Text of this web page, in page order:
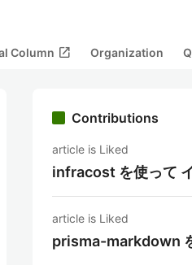
Column open_in_new Organization
Contributions
article is Liked
infracost を使って
article is Liked
prisma-markdown